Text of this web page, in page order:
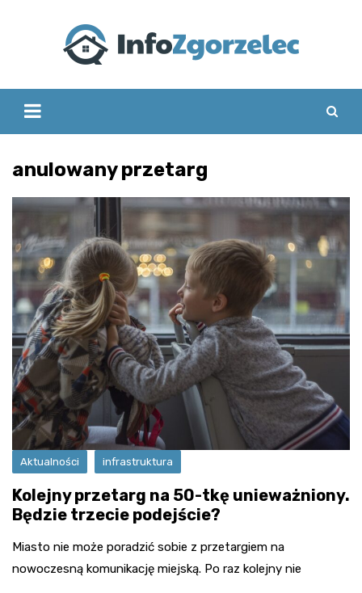
anulowany przetarg
Aktualności infrastruktura
Kolejny przetarg na 50-tkę unieważniony.
Będzie trzecie podejście?
Miasto nie może poradzić sobie z przetargiem na
nowoczesną komunikację miejską. Po raz kolejny nie